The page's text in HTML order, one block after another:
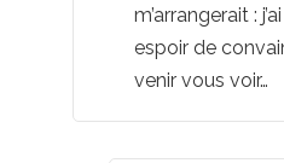
m’arrangerait :
espoir de
venir vous voir…